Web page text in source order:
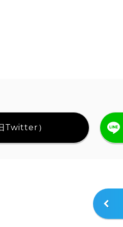
Twitter）